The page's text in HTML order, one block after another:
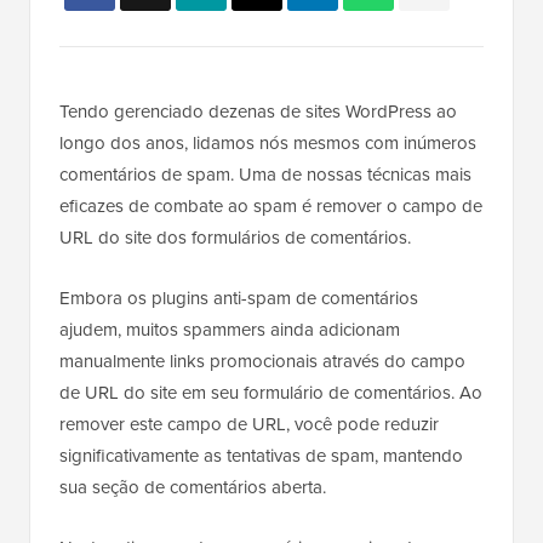
Tendo gerenciado dezenas de sites WordPress ao
longo dos anos, lidamos nós mesmos com inúmeros
comentários de spam. Uma de nossas técnicas mais
eficazes de combate ao spam é remover o campo de
URL do site dos formulários de comentários.
Embora os plugins anti-spam de comentários
ajudem, muitos spammers ainda adicionam
manualmente links promocionais através do campo
de URL do site em seu formulário de comentários. Ao
remover este campo de URL, você pode reduzir
significativamente as tentativas de spam, mantendo
sua seção de comentários aberta.